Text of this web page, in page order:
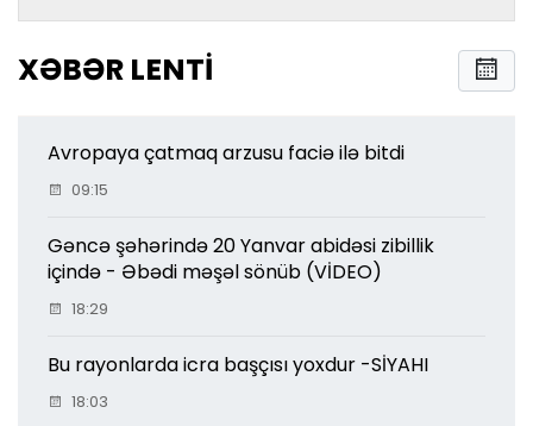
XƏBƏR LENTI
Avropaya çatmaq arzusu faciə ilə bitdi
09:15
Gəncə şəhərində 20 Yanvar abidəsi zibillik
içində - Əbədi məşəl sönüb (VİDEO)
18:29
Bu rayonlarda icra başçısı yoxdur -SİYAHI
18:03